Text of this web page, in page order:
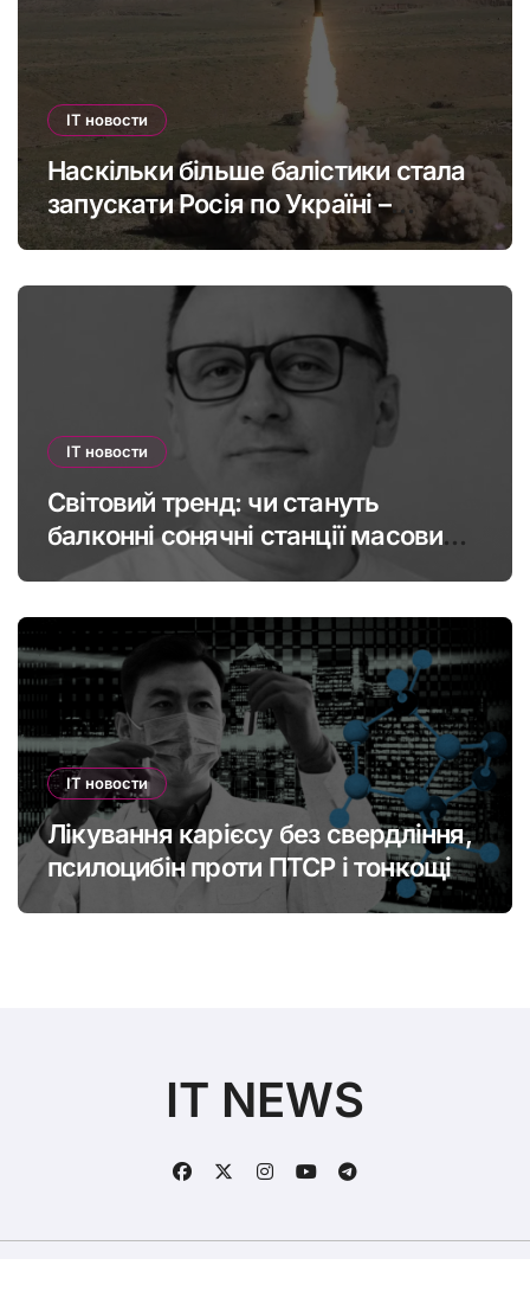
IT новости
Наскільки більше балістики стала
запускати Росія по Україні –
інфографіка
IT новости
Світовий тренд: чи стануть
балконні сонячні станції масовими
в Україні
IT новости
Лікування карієсу без свердління,
псилоцибін проти ПТСР і тонкощі
старіння: що нового в медицині
IT NEWS